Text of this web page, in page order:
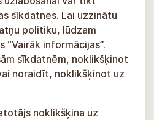
sīkdatnes. Lai uzzinātu
politiku, lūdzam
“Vairāk informācijas”.
sīkdatnēm, noklikšķinot
noraidīt, noklikšķinot uz
noklikšķina uz